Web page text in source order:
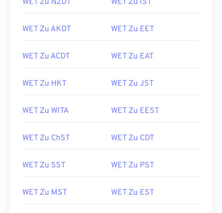
WET Zu NZDT WET Zu IST
WET Zu AKDT WET Zu EET
WET Zu ACDT WET Zu EAT
WET Zu HKT WET Zu JST
WET Zu WITA WET Zu EEST
WET Zu ChST WET Zu CDT
WET Zu SST WET Zu PST
WET Zu MST WET Zu EST